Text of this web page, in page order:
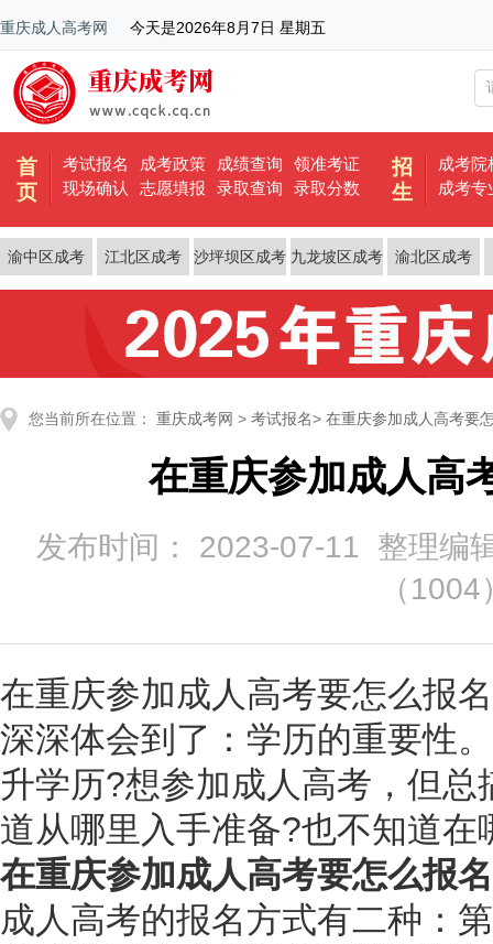
重庆成人高考网 今天是2026年8月7日 星期五
首
页
考试报名 成考政策 成绩查询
领准考证
现场确认
志愿填报 录取查询 录取分数
招
生
成考院
成考专
渝中区成考 江北区成考 沙坪坝区成考 九龙坡区成考 渝北区成考
您当前所在位置： 重庆成考网 > 考试报名> 在重庆参加成人高考要
在重庆参加成人高
发布时间： 2023-07-11 整理编
（1004
在重庆参加成人高考要怎么报
深深体会到了：学历的重要性
升学历?想参加成人高考，但
道从哪里入手准备?也不知道在
在重庆参加成人高考要怎么报
成人高考的报名方式有二种：